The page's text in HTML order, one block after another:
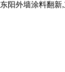
阳外墙涂料翻新